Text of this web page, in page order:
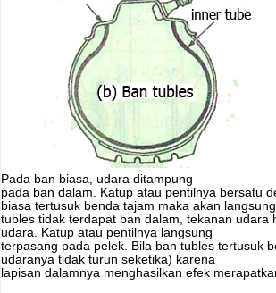
Pada ban biasa, udara ditampung
pada ban dalam. Katup atau pentilnya bersatu
biasa tertusuk benda tajam maka akan
tubles tidak terdapat ban dalam, tekanan
udara. Katup atau pentilnya langsung
terpasang pada pelek. Bila ban tubles tertusuk
udaranya tidak turun seketika) karena
lapisan dalamnya menghasilkan efek